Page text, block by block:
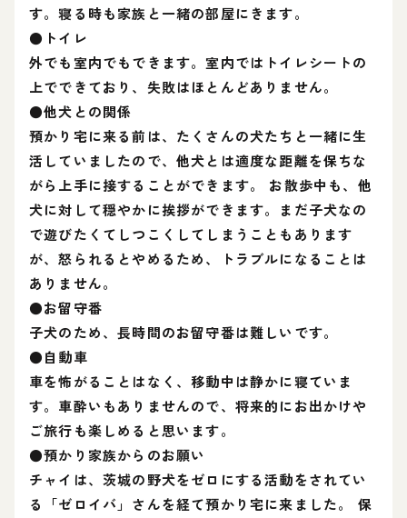
す。寝る時も家族と一緒の部屋にきます。
●トイレ
外でも室内でもできます。室内ではトイレシートの
上でできており、失敗はほとんどありません。
●他犬との関係
預かり宅に来る前は、たくさんの犬たちと一緒に生
活していましたので、他犬とは適度な距離を保ちな
がら上手に接することができます。 お散歩中も、他
犬に対して穏やかに挨拶ができます。まだ子犬なの
で遊びたくてしつこくしてしまうこともあります
が、怒られるとやめるため、トラブルになることは
ありません。
●お留守番
子犬のため、長時間のお留守番は難しいです。
●自動車
車を怖がることはなく、移動中は静かに寝ていま
す。車酔いもありませんので、将来的にお出かけや
ご旅行も楽しめると思います。
●預かり家族からのお願い
チャイは、茨城の野犬をゼロにする活動をされてい
る「ゼロイバ」さんを経て預かり宅に来ました。 保